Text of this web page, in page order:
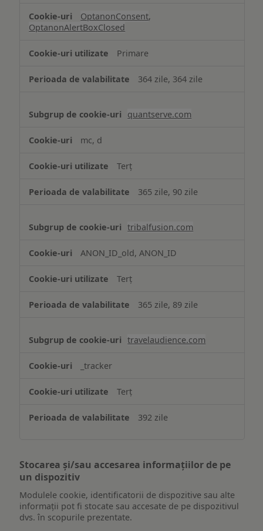
OptanonConsent,
OptanonAlertBoxClosed
Primare
364 zile, 364 zile
quantserve.com
mc, d
Terț
365 zile, 90 zile
tribalfusion.com
ANON_ID_old, ANON_ID
Terț
365 zile, 89 zile
travelaudience.com
_tracker
Terț
392 zile
Stocarea și/sau accesarea informațiilor de pe
un dispozitiv
Modulele cookie, identificatorii de dispozitive sau alte
informații pot fi stocate sau accesate de pe dispozitivul
dvs. în scopurile prezentate.